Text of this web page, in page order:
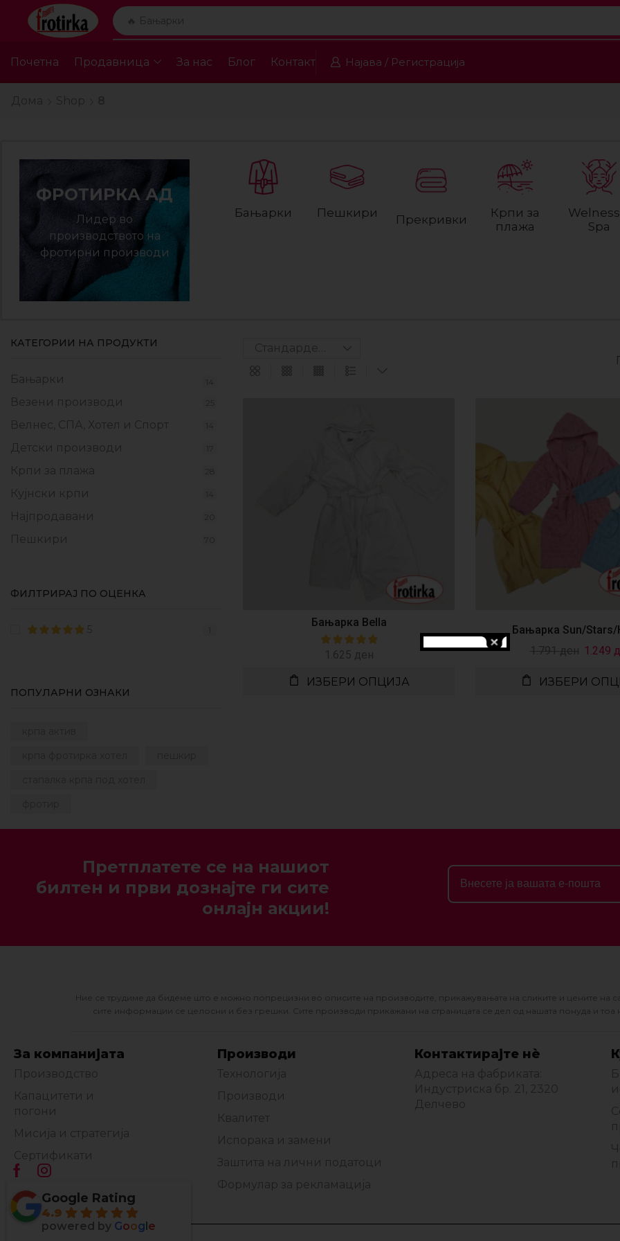
🔥 Бањарки
Почетна Продавница За нас Блог Контакт Најава / Регистрација
ФРОТИРКА АД
Лидер во
производството на
фротирни производи
Бањарки Пешкири
Прекривки
Крпи за
плажа
Spa
КАТЕГОРИИ НА ПРОДУКТИ
Бањарки
Везени производи
Велнес, СПА, Хотел и Спорт
Детски производи
Крпи за плажа
Кујнски крпи
Најпродавани
Пешкири
ФИЛТРИРАЈ ПО ОЦЕНКА
5
ПОПУЛАРНИ ОЗНАКИ
Бањарка Bella
1.625 ден
ИЗБЕРИ ОПЦИЈА
Бањарка Sun/Stars/
1.791ден 1.249
ИЗБЕРИ
Претплатете се на нашиот
билтен и први дознајте ги сите
онлајн акции!
Ние се трудиме да бидеме што е можно попрецизни во описите на производите, прикажувањата на сликите и цените на
сите информации се целосни и без грешки. Сите производи прикажани на страницата се дел од нашата понуда и тоа
За компанијата
Производство
Капацитети и
погони
Мисија и стратегија
Сертификати
Производи
Технологија
Производи
Квалитет
Испорака и замени
Заштита на лични податоци
Формулар за рекламација
Контактирајте нè
Адреса на фабриката:
Индустриска бр. 21, 2320
Делчево
Google Rating
4.9
powered by Google